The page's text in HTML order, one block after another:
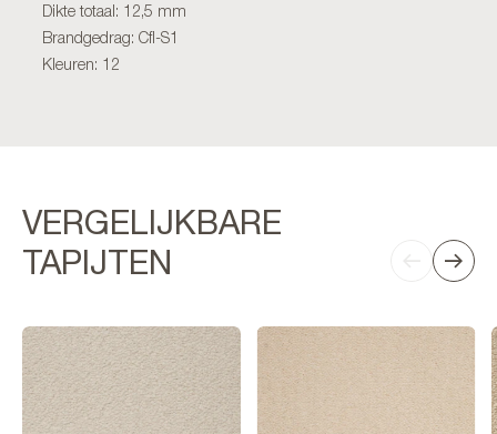
Dikte totaal: 12,5 mm
Brandgedrag: Cfl-S1
Kleuren: 12
VERGELIJKBARE
TAPIJTEN